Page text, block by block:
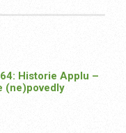
Historie Applu –
(ne)povedly